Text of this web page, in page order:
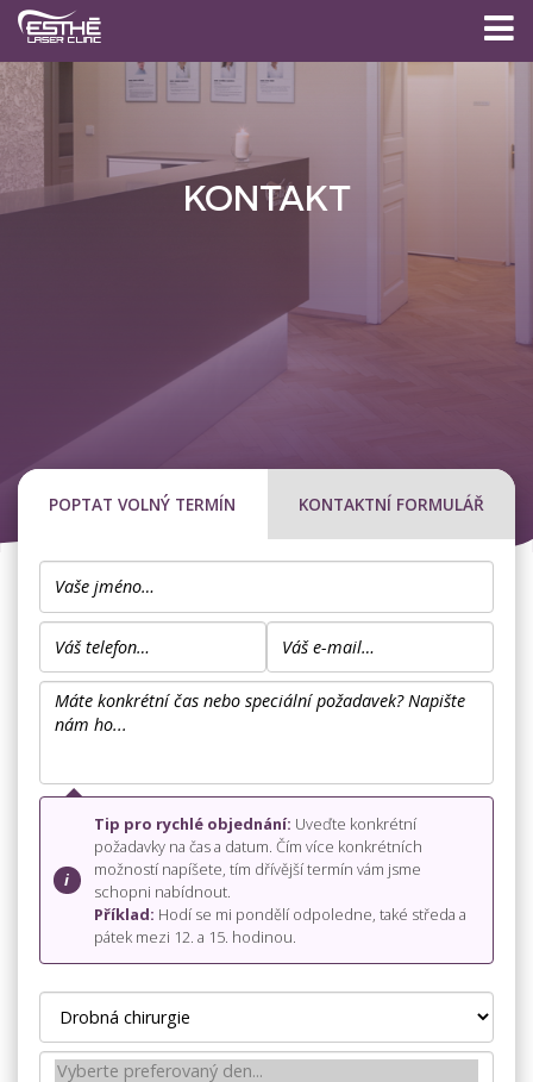
KONTAKT
POPTAT VOLNÝ TERMÍN KONTAKTNÍ FORMULÁŘ
Tip pro rychlé objednání: Uveďte konkrétní
požadavky na čas a datum. Čím více konkrétních
možností napíšete, tím dřívější termín vám jsme
schopni nabídnout.
Příklad: Hodí se mi pondělí odpoledne, také středa a
pátek mezi 12. a 15. hodinou.